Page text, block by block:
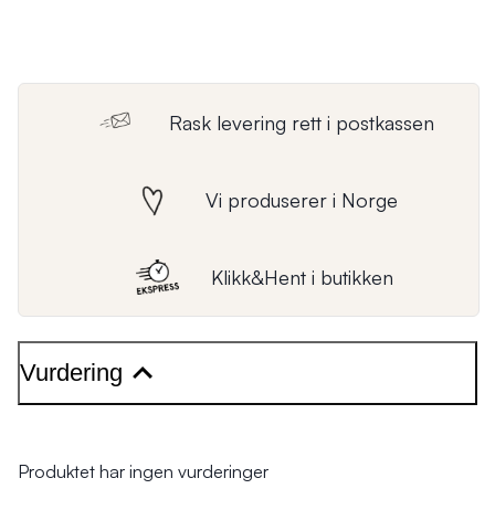
Rask levering rett i postkassen
Vi produserer i Norge
Klikk&Hent i butikken
Vurdering
Produktet har ingen vurderinger